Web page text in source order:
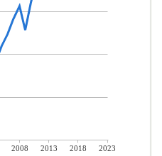
2008 2013 2018
2023